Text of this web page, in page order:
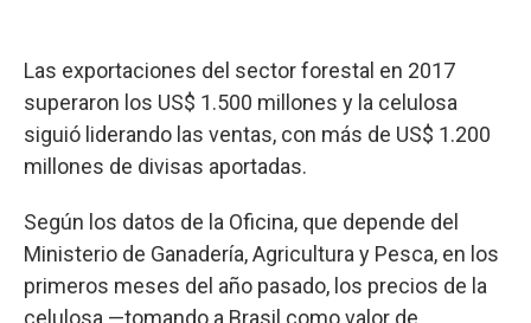
Las exportaciones del sector forestal en 2017
superaron los US$ 1.500 millones y la celulosa
siguió liderando las ventas, con más de US$ 1.200
millones de divisas aportadas.
Según los datos de la Oficina, que depende del
Ministerio de Ganadería, Agricultura y Pesca, en los
primeros meses del año pasado, los precios de la
celulosa —tomando a Brasil como valor de